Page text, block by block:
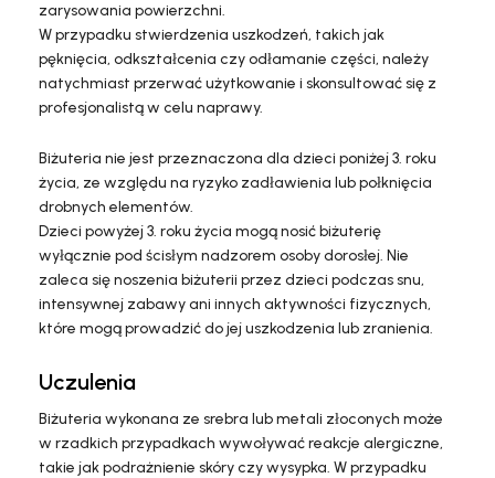
zarysowania powierzchni.
W przypadku stwierdzenia uszkodzeń, takich jak
pęknięcia, odkształcenia czy odłamanie części, należy
natychmiast przerwać użytkowanie i skonsultować się z
profesjonalistą w celu naprawy.
Biżuteria nie jest przeznaczona dla dzieci poniżej 3. roku
życia, ze względu na ryzyko zadławienia lub połknięcia
drobnych elementów.
Dzieci powyżej 3. roku życia mogą nosić biżuterię
wyłącznie pod ścisłym nadzorem osoby dorosłej. Nie
zaleca się noszenia biżuterii przez dzieci podczas snu,
intensywnej zabawy ani innych aktywności fizycznych,
które mogą prowadzić do jej uszkodzenia lub zranienia.
Uczulenia
Biżuteria wykonana ze srebra lub metali złoconych może
w rzadkich przypadkach wywoływać reakcje alergiczne,
takie jak podrażnienie skóry czy wysypka. W przypadku